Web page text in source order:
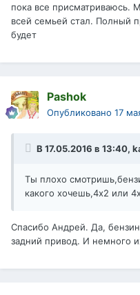
пока все присматриваюсь.
всей семьей стал. Полный
будет
Pashok
Опубликовано 17
В 17.05.2016 в 13:40,
Ты плохо
какого хочешь,4х2 или
Спасибо Андрей. Да,
задний привод. И немного